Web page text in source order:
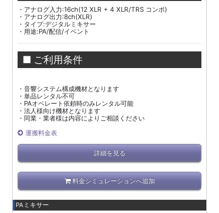
・アナログ入力:16ch(12 XLR + 4 XLR/TRS コンボ)
・アナログ出力:8ch(XLR)
・タイプ:デジタルミキサー
・用途:PA/配信/イベント
■ ご利用条件
・音響システム構成機材となります
・単品レンタル不可
・PAオペレート依頼時のみレンタル可能
・法人様向け機材となります
・同業・業者様は内容によりご相談ください
運搬料金表
詳細を見る
料金シミュレーションへ追加
PAミキサー